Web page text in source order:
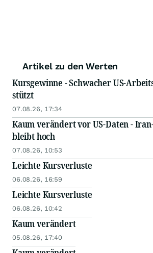
Artikel zu den Werten
Kursgewinne - Schwacher US-
stützt
07.08.26, 17:34
Kaum verändert vor US-Daten -
bleibt hoch
07.08.26, 10:53
Leichte Kursverluste
06.08.26, 16:59
Leichte Kursverluste
06.08.26, 10:42
Kaum verändert
05.08.26, 17:40